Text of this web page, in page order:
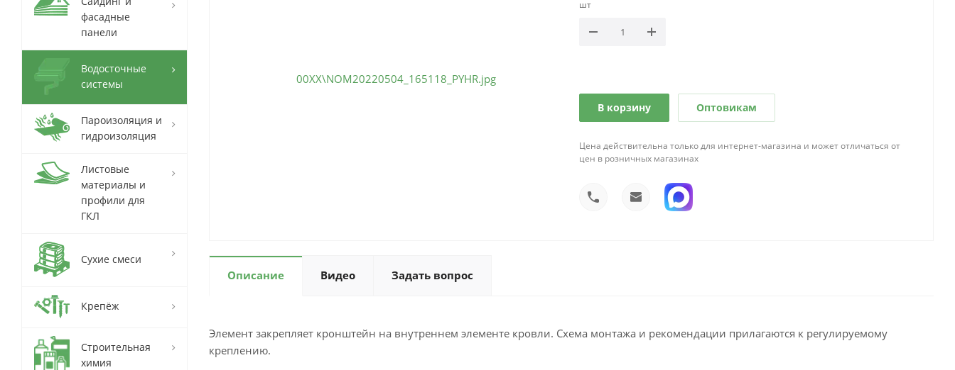
шт
В корзину Оптовикам
Цена действительна только для интернет-магазина и может отличаться от
цен в розничных магазинах
Описание Видео Задать вопрос
Элемент закрепляет кронштейн на внутреннем элементе кровли. Схема монтажа и рекомендации прилагаются к регулируемому
креплению.
фасадные
панели
Водосточные
системы
Пароизоляция и
гидроизоляция
Листовые
материалы и
профили для
ГКЛ
Сухие смеси
Крепёж
Строительная
химия